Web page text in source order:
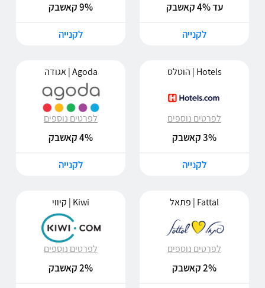
עד 4% קאשבק
לקנייה
9% קאשבק
לקנייה
Hotels | הוטלס
לפרטים נוספים
3% קאשבק
לקנייה
Agoda | אגודה
לפרטים נוספים
4% קאשבק
לקנייה
Fattal | פתאל
לפרטים נוספים
2% קאשבק
Kiwi | קיווי
לפרטים נוספים
2% קאשבק